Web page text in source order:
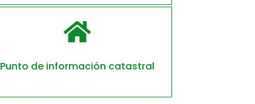

Punto de información catastral